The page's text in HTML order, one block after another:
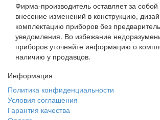
Фирма-производитель оставляет за
внесение изменений в конструкцию,
комплектацию приборов без
уведомления. Во избежание
приборов уточняйте информацию о
наличию у продавцов.
Информация
Политика конфиденциальности
Условия соглашения
Гарантия качества